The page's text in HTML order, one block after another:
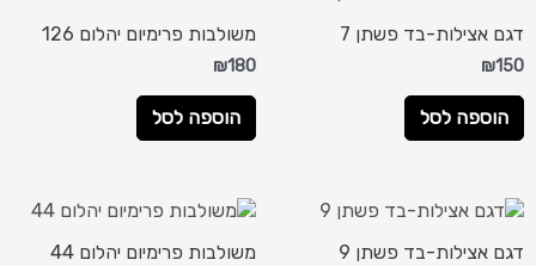
דגם אצילות-בד פשתן 7
₪150
הוספה לסל
משולבות פרימיום יהלום 126
₪180
הוספה לסל
דגם אצילות-בד פשתן 9 משולבות פרימיום יהלום 44